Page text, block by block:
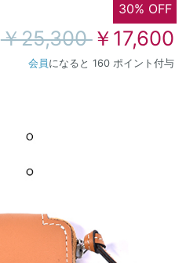
30% OFF
￥25,300￥17,600
会員 になると 160 ポイント付与